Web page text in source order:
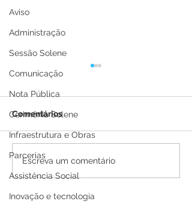
Aviso
Administração
Sessão Solene
Comunicação
Nota Pública
Cerimônia Solene
Infraestrutura e Obras
Parcerias
Assistência Social
Inovação e tecnologia
Boletim Covid-19
atualizado, 25 de julho
Comentários
Escreva um comentário